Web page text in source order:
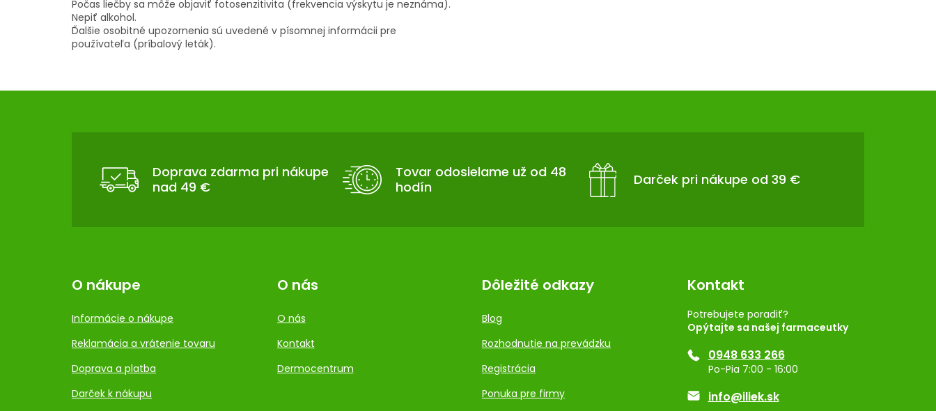
Počas liečby sa môže objaviť fotosenzitivita (frekvencia výskytu je neznáma).
Nepiť alkohol.
Ďalšie osobitné upozornenia sú uvedené v písomnej informácii pre
používateľa (príbalový leták).
Doprava zdarma pri nákupe
nad 49 €
Tovar odosielame už od 48
hodín
Darček pri nákupe od 39 €
O nákupe
Informácie o nákupe
Reklamácia a vrátenie tovaru
Doprava a platba
Darček k nákupu
O nás
O nás
Kontakt
Dermocentrum
Dôležité odkazy
Blog
Rozhodnutie na prevádzku
Registrácia
Ponuka pre firmy
Kontakt
Potrebujete poradiť?
Opýtajte sa našej farmaceutky
0948 633 266
Po-Pia 7:00 - 16:00
info@iliek.sk